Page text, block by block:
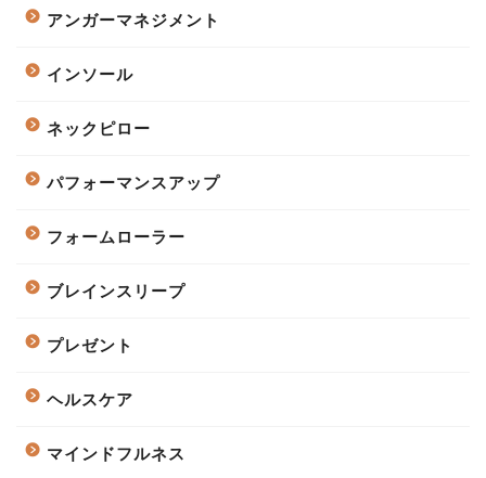
アンガーマネジメント
インソール
ネックピロー
パフォーマンスアップ
フォームローラー
ブレインスリープ
プレゼント
ヘルスケア
マインドフルネス